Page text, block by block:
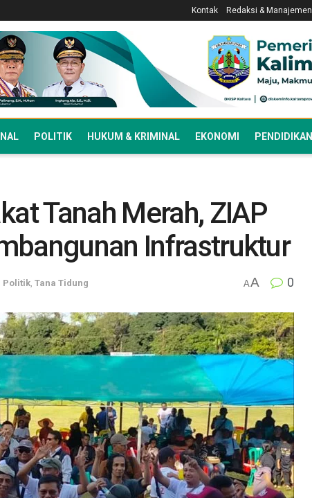
Kontak Redaksi & Manajemen
POLITIK HUKUM & KRIMINAL EKONOMI PENDIDIKAN
Tanah Merah, ZIAP
Infrastruktur
Politik Tana Tidung AA 0